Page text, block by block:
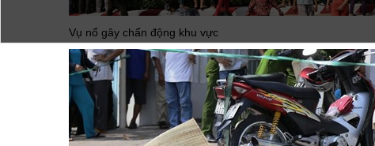
Vụ nổ gây chấn động khu vực